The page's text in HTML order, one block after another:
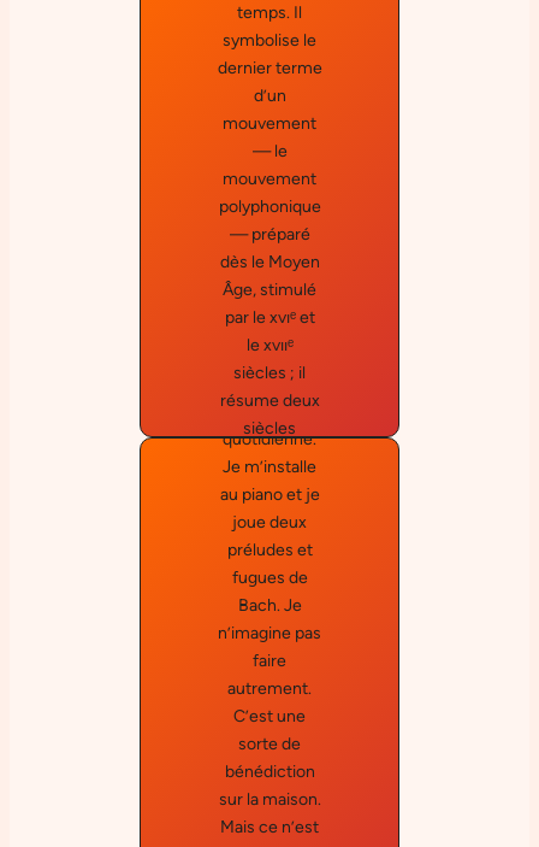
appel. […]
Sans Bach,
je serais un
nihiliste
absolu. »
temps. Il
symbolise le
dernier terme
d’un
mouvement
— le
mouvement
polyphonique
— préparé
dès le Moyen
Âge, stimulé
par le xvıᵉ et
le xvııᵉ
siècles ; il
résume deux
siècles
d’efforts, et
synthétise
deux siècles
de
découvertes.
»
Norbert
Dufourc
q
Je débute
chaque
journée de la
même
manière. Cela
ne
correspond
pas à une
routine bien
rôdée mais à
quelque
chose
d’essentiel
dans ma vie
quotidienne.
Je m’installe
au piano et je
joue deux
préludes et
fugues de
Bach. Je
n’imagine pas
faire
autrement.
C’est une
sorte de
bénédiction
sur la maison.
Mais ce n’est
Pau
Casals